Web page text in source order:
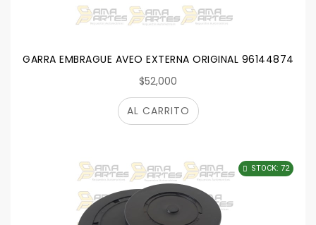
GARRA EMBRAGUE AVEO EXTERNA ORIGINAL 96144874C
$52,000
AL CARRITO
STOCK: 72